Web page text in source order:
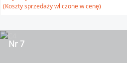
(Koszty sprzedaży wliczone w cenę)
Nr 7